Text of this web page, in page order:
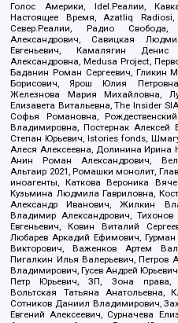
Голос Америки, Idel.Реалии,
Настоящее Время, Azatliq Radiosi,
Север.Реалии, Радио Свобода,
Александрович, Савицкая
Евгеньевич, Камалягин
Александровна, Medusa Project,
Баданин Роман Сергеевич, Гликин
Борисович, Ярош Юлия
Железнова Мария Михайловна,
Елизавета Витальевна, The Insider
Софья Романовна,
Владимировна, Постернак Алексей
Степан Юрьевич, Istories fonds,
Алеся Алексеевна, Долинина
Анин Роман Александрович,
Альтаир 2021, Ромашки монолит,
иноагенты, Каткова Вероника
Кузьмина Людмила Гавриловна,
Александр Иванович, Жилкин
Владимир Александрович,
Евгеньевич, Ковин Виталий
Любарев Аркадий Ефимович, Гурман
Викторович, Важенков Артем
Пигалкин Илья Валерьевич, Петров
Владимирович, Гусев Андрей
Петр Юрьевич, ЗП, Зона
Вольтская Татьяна Анатольевна,
Сотников Даниил Владимирович,
Евгений Алексеевич, Сурначева